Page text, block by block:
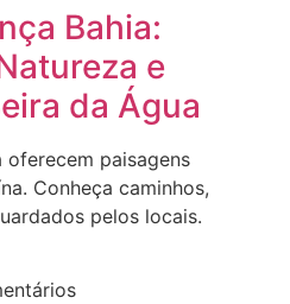
Bahia:
e
da Água
oferecem paisagens
Conheça caminhos,
pelos locais.